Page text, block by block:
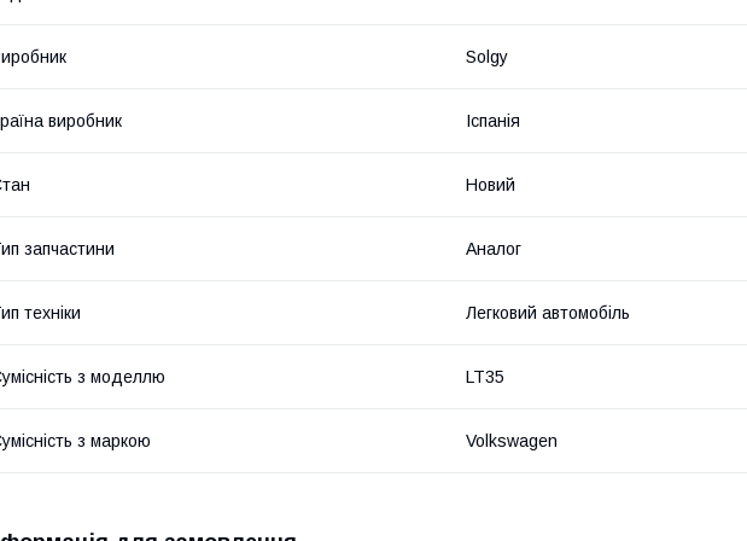
Solgy
виробник Іспанія
Новий
запчастини Аналог
техніки Легковий автомобіль
з моделлю LT35
з маркою Volkswagen